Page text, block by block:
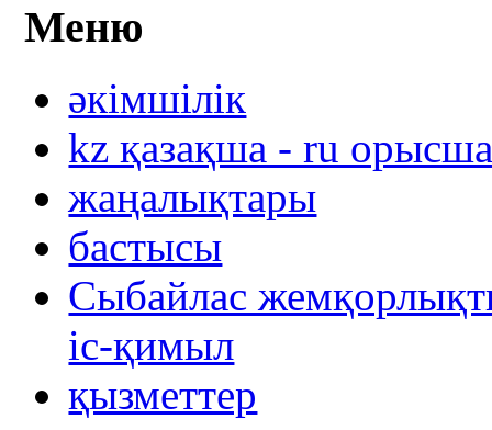
Меню
әкімшілік
kz қазақша - ru
жаңалықтары
бастысы
Сыбайлас
іс-қимыл
қызметтер